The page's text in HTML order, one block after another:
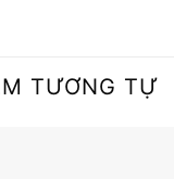
TƯƠNG TỰ